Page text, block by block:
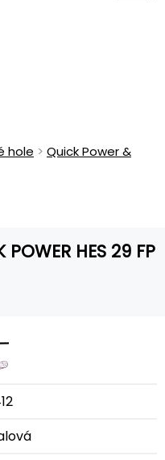
hole
Quick Power &
HES 29 FP